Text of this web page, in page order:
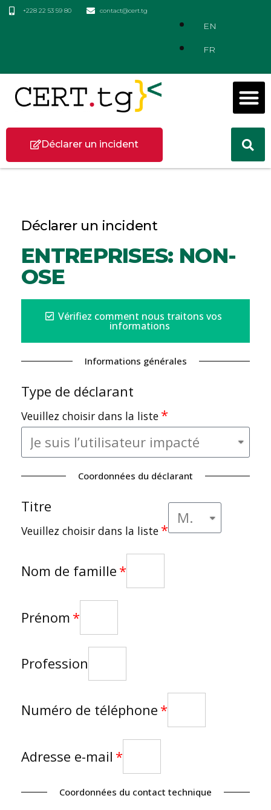
+228 22 53 59 80 contact@cert.tg
EN
FR
Déclarer un incident
Déclarer un incident
ENTREPRISES: NON-
OSE
Vérifiez comment nous traitons vos
informations
Informations générales
Type de déclarant
Veuillez choisir dans la liste
Coordonnées du déclarant
Titre
Veuillez choisir dans la liste
Nom de famille
Prénom
Profession
Numéro de téléphone
Adresse e-mail
Coordonnées du contact technique